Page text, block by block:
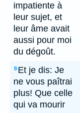
impatiente à
leur sujet, et
leur âme avait
aussi pour moi
du dégoût.
9 Et je dis: Je
ne vous paîtrai
plus! Que celle
qui va mourir